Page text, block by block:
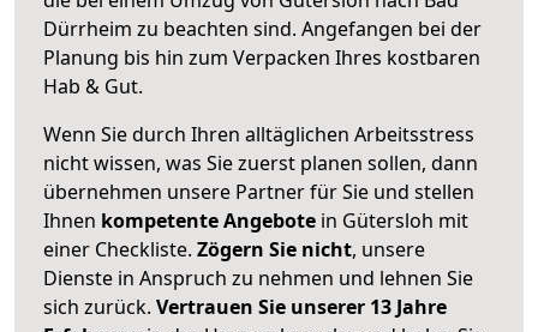
Dürrheim zu beachten sind. Angefangen bei der
Planung bis hin zum Verpacken Ihres kostbaren
Hab & Gut.
Wenn Sie durch Ihren alltäglichen Arbeitsstress
nicht wissen, was Sie zuerst planen sollen, dann
übernehmen unsere Partner für Sie und stellen
Ihnen kompetente Angebote in Gütersloh mit
einer Checkliste. Zögern Sie nicht, unsere
Dienste in Anspruch zu nehmen und lehnen Sie
sich zurück. Vertrauen Sie unserer 13 Jahre